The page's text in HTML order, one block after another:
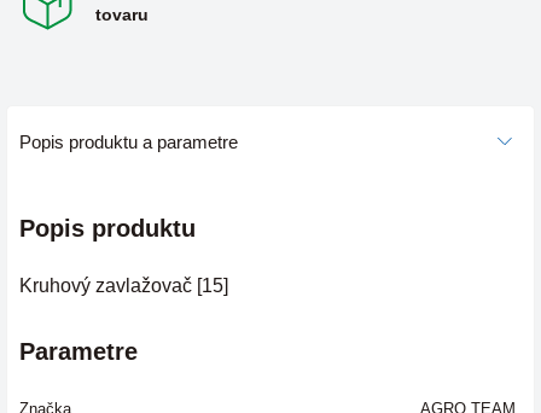
tovaru
Popis produktu a parametre
Popis produktu
Kruhový zavlažovač [15]
Parametre
Značka AGRO TEAM